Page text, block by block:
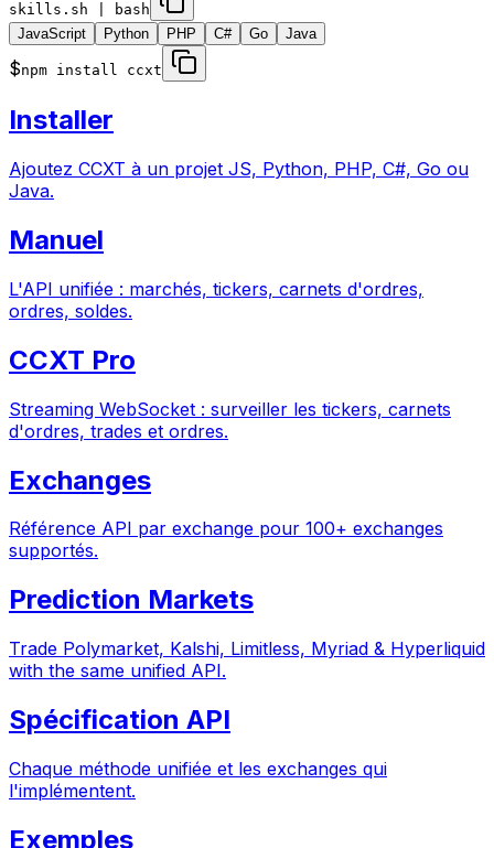
skills.sh | bash
JavaScript
Python PHP C# Go Java
$npm install ccxt
Installer
Ajoutez CCXT à un projet JS, Python, PHP, C#, Go ou
Java.
Manuel
L'API unifiée : marchés, tickers, carnets d'ordres,
ordres, soldes.
CCXT Pro
Streaming WebSocket : surveiller les tickers, carnets
d'ordres, trades et ordres.
Exchanges
Référence API par exchange pour 100+ exchanges
supportés.
Prediction Markets
Trade Polymarket, Kalshi, Limitless, Myriad & Hyperliquid
with the same unified API.
Spécification API
Chaque méthode unifiée et les exchanges qui
l'implémentent.
Exemples